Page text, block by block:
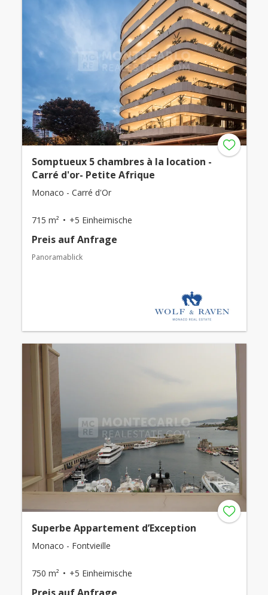
Somptueux 5 chambres à la location -
Carré d'or- Petite Afrique
Monaco - Carré d'Or
715 m² +5 Einheimische
Preis auf Anfrage
Panoramablick
Superbe Appartement d’Exception
Monaco - Fontvieille
750 m² +5 Einheimische